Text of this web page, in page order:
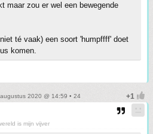
maar zou er wel een bewegende
té vaak) een soort 'humpffff' doet
komen.
2020 @ 14:59 • 24
is mijn vijver